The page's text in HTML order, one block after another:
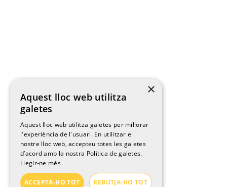
×
Aquest lloc web utilitza
galetes
Aquest lloc web utilitza galetes per millorar
l'experiència de l'usuari. En utilitzar el
nostre lloc web, accepteu totes les galetes
d’acord amb la nostra Política de galetes.
Llegir-ne més
ACCEPTA-HO TOT REBUTJA-HO TOT